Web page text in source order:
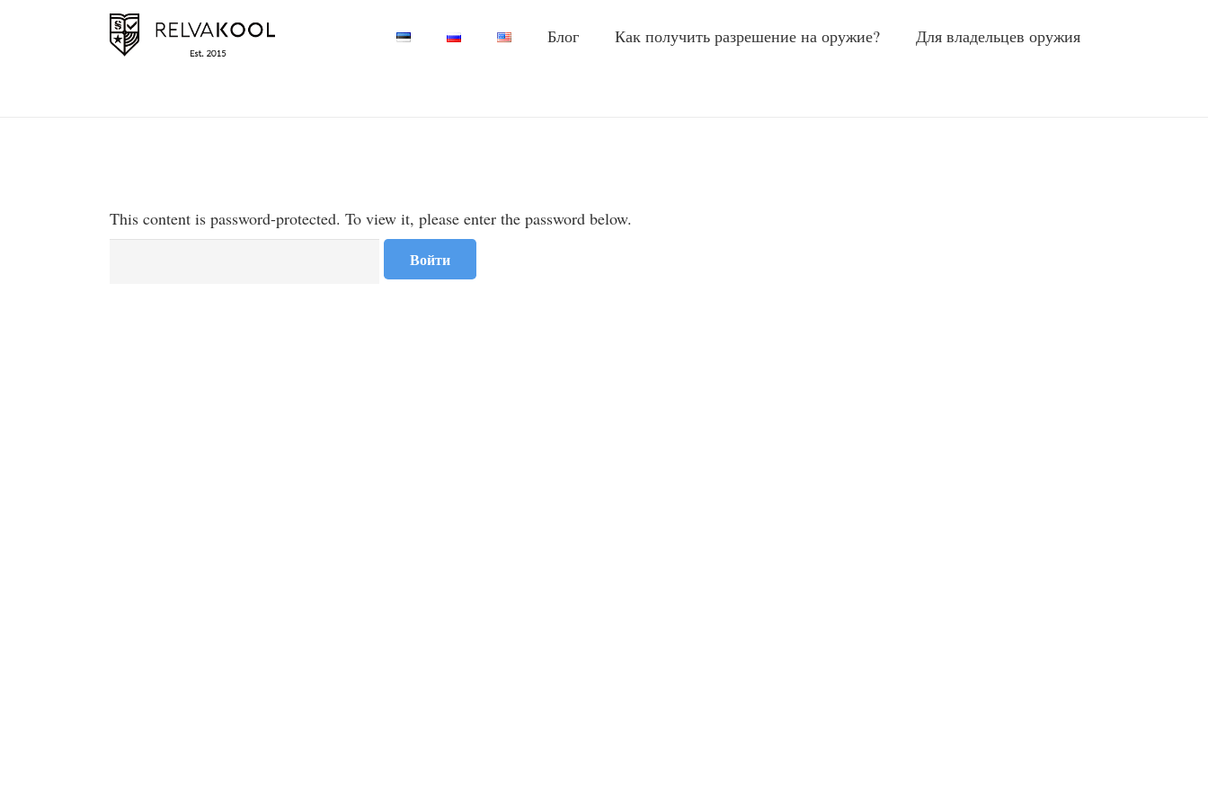
Блог Как получить разрешение на оружие? Для владельцев оружия
This content is password-protected. To view it, please enter the password below.